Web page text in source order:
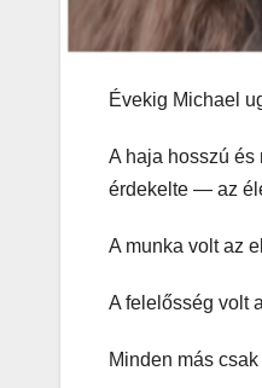
Évekig Michael
A haja hosszú és
érdekelte — az
A munka volt az
A felelősség volt
Minden más